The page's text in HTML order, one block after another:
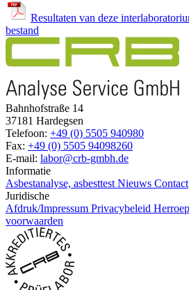
Resultaten van deze
bestand
Bahnhofstraße 14
37181 Hardegsen
Telefoon: +49 (0) 5505 940980
Fax: +49 (0) 5505 94098260
E-mail: labor@crb-gmbh.de
Informatie
Asbestanalyse, asbesttest Nieuws Contact
Juridische
Afdruk/Impressum Privacybeleid
voorwaarden